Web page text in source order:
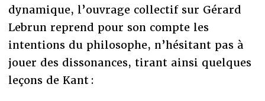
dynamique, l’ouvrage collectif sur Gérard
Lebrun reprend pour son compte les
intentions du philosophe, n’hésitant pas à
jouer des dissonances, tirant ainsi quelques
leçons de Kant :